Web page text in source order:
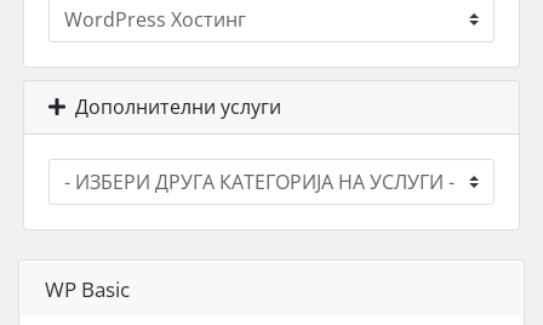
Дополнителни услуги
WP Basic